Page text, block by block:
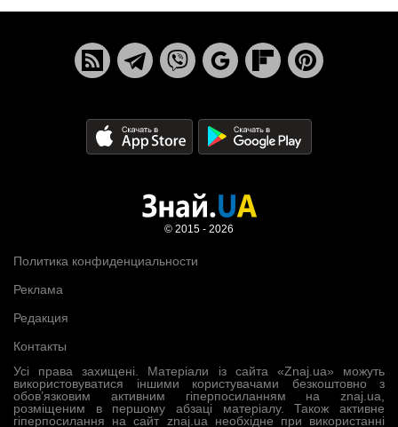
Усі права захищені. Матеріали із сайта «Znaj.ua» можуть
використовуватися іншими користувачами безкоштовно з
обов’язковим активним гіперпосиланням на znaj.ua,
розміщеним в першому абзаці матеріалу. Також активне
гіперпосилання на сайт znaj.ua необхідне при використанні
Политика конфиденциальности
Реклама
Редакция
Контакты
© 2015 - 2026